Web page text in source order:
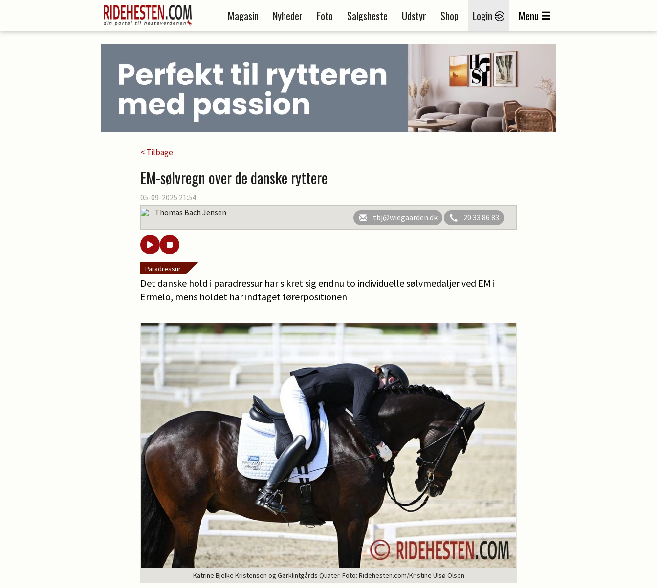
Magasin Nyheder Foto Salgsheste Udstyr Shop Login Menu
< Tilbage
EM-sølvregn over de danske ryttere
05-09-2025 21:54
Thomas Bach Jensen
tbj@wiegaarden.dk 20 33 86 83
Paradressur
Det danske hold i paradressur har sikret sig endnu to individuelle sølvmedaljer ved EM i
Ermelo, mens holdet har indtaget førerpositionen
Katrine Bjelke Kristensen og Gørklintgårds Quater. Foto: Ridehesten.com/Kristine Ulsø Olsen